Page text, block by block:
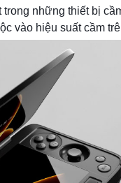
trong những thiết bị
vào hiệu suất cầm